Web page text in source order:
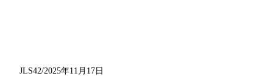
JLS42/2025年11月17日